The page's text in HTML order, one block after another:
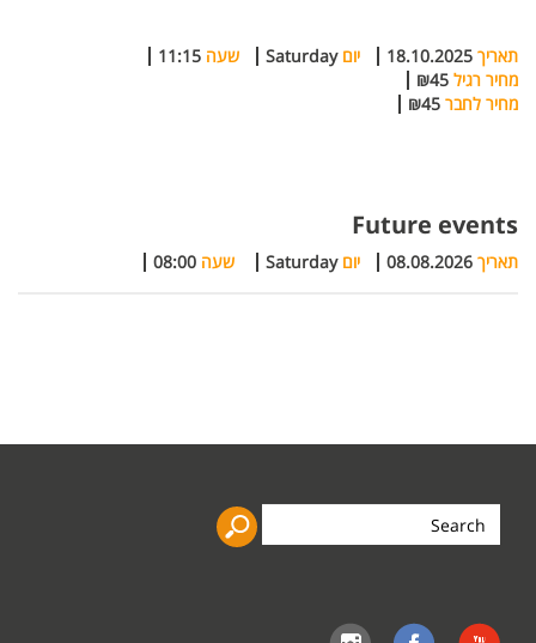
תאריך 18.10.2025 יוםSaturday שעה 11:15
מחיר רגיל ₪45
מחיר לחבר ₪45
Future events
תאריך 08.08.2026 יוםSaturday שעה 08:00
Search